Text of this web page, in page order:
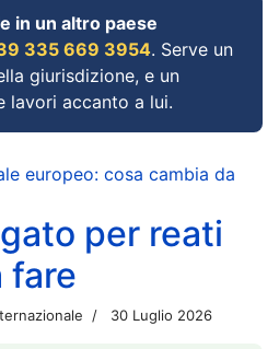
in un altro paese
335 669 3954. Serve un
giurisdizione, e un
lavori accanto a lui.
europeo: cosa cambia da
per reati
fare
30 Luglio 2026